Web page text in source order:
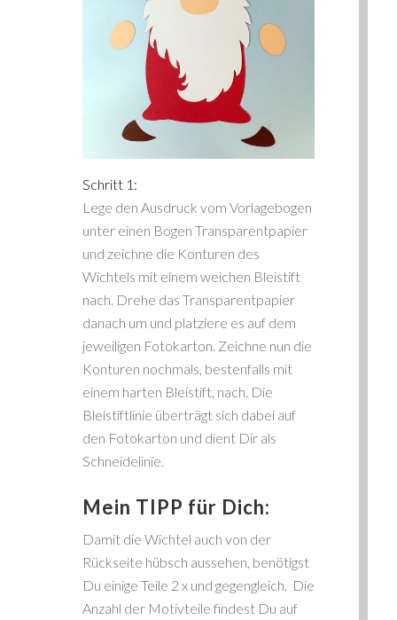
Schritt 1:
Lege den Ausdruck vom Vorlagebogen
unter einen Bogen Transparentpapier
und zeichne die Konturen des
Wichtels mit einem weichen Bleistift
nach. Drehe das Transparentpapier
danach um und platziere es auf dem
jeweiligen Fotokarton. Zeichne nun die
Konturen nochmals, bestenfalls mit
einem harten Bleistift, nach. Die
Bleistiftlinie überträgt sich dabei auf
den Fotokarton und dient Dir als
Schneidelinie.
Mein TIPP für Dich:
Damit die Wichtel auch von der
Rückseite hübsch aussehen, benötigst
Du einige Teile 2 x und gegengleich. Die
Anzahl der Motivteile findest Du auf